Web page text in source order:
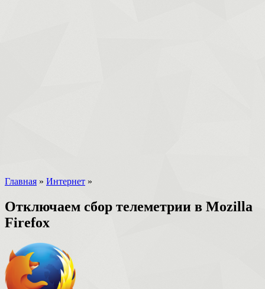
Главная » Интернет »
Отключаем сбор телеметрии в Mozilla
Firefox